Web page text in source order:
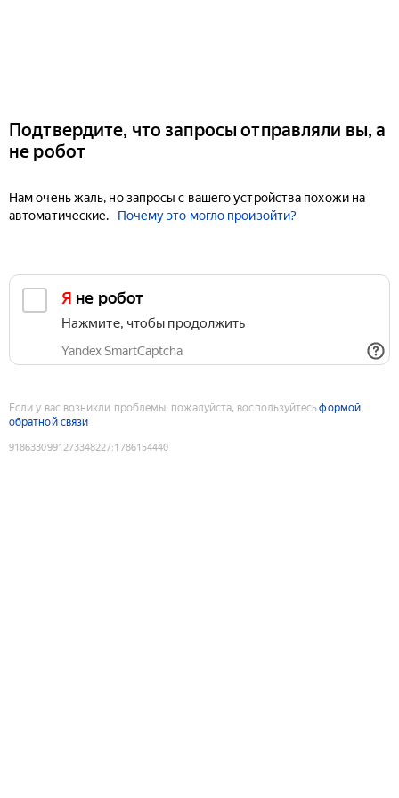
Подтвердите, что запросы отправляли вы, а
не робот
Нам очень жаль, но запросы с вашего устройства похожи на
автоматические.
Почему это могло произойти?
Я не робот
Нажмите, чтобы продолжить
Yandex SmartCaptcha
Если у вас возникли проблемы, пожалуйста, воспользуйтесьформой
обратной связи
9186330991273348227:1786154440